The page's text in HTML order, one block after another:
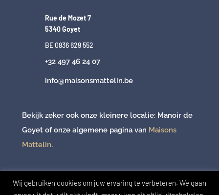
Rue de Mozet 7
5340 Goyet
BE0836 629 552
+32 497 46 24 07
info@maisonsmattelin.be
Bekijk zeker ook onze kleinere locatie: Manoir de
Goyet of onze algemene pagina van Maisons
Mattelin.
Wij gebruiken cookies om juw ervaring te verbeteren. We gaan